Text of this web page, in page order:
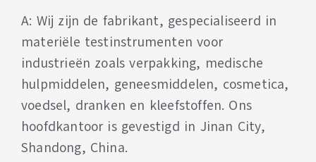
A: Wij zijn de fabrikant, gespecialiseerd in
materiële testinstrumenten voor
industrieën zoals verpakking, medische
hulpmiddelen, geneesmiddelen, cosmetica,
voedsel, dranken en kleefstoffen. Ons
hoofdkantoor is gevestigd in Jinan City,
Shandong, China.